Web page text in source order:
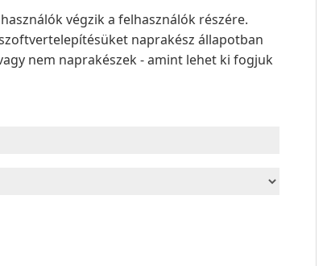
végzik a felhasználók részére.
naprakész állapotban
nem naprakészek - amint lehet ki fogjuk